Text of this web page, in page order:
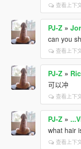
查看上下
PJ-Z »
can you
查看上下
PJ-Z »
可以冲
查看上下
PJ-Z »
what hair
查看上下